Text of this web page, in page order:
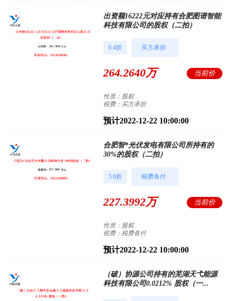
出资额16222元对应持有合肥图谱智能
科技有限公司的股权（二拍）
6.4折 买方承担
264.2640万 当前价
性质：股权
税费：买方承担
预计2022-12-22 10:00:00
合肥智*光伏发电有限公司所持有的
30%的股权（二拍）
5.6折 税费各付
227.3992万 当前价
性质：股权
税费：税费各付
预计2022-12-22 10:00:00
（破）协源公司持有的芜湖天弋能源
科技有限公司0.0212% 股权（一...